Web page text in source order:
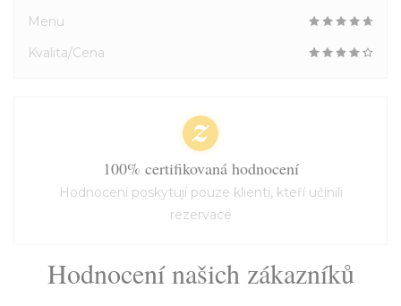
Hodnocení našich zákazníků
Menu
Kvalita/Cena
100% certifikovaná hodnocení
Hodnocení poskytují pouze klienti, kteří učinili
rezervace